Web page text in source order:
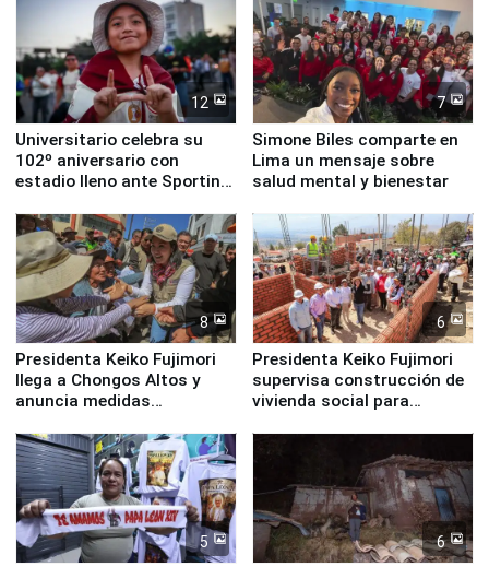
12
Universitario celebra su
102º aniversario con
estadio lleno ante Sporting
7
Simone Biles comparte en
Lima un mensaje sobre
salud mental y bienestar
8
Presidenta Keiko Fujimori
llega a Chongos Altos y
anuncia medidas
educación, salud y empleo
6
Presidenta Keiko Fujimori
supervisa construcción de
vivienda social para
5 6